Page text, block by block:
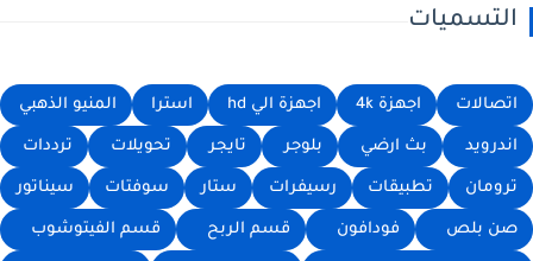
التسميات
اتصالات اجهزة 4k اجهزة الي hd استرا المنيو الذهبي
اندرويد بث ارضي بلوجر تايجر تحويلات ترددات
ترومان تطبيقات رسيفرات ستار سوفتات سيناتور
صن بلص فودافون قسم الربح قسم الفيتوشوب